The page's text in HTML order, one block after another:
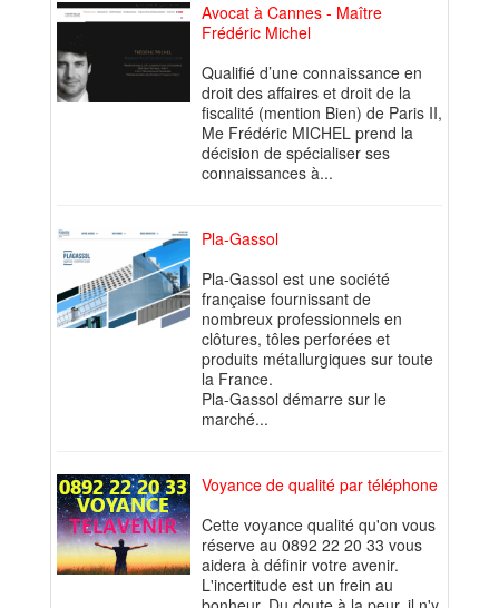
Avocat à Cannes - Maître
Frédéric Michel
Qualifié d’une connaissance en
droit des affaires et droit de la
fiscalité (mention Bien) de Paris II,
Me Frédéric MICHEL prend la
décision de spécialiser ses
connaissances à...
Pla-Gassol
Pla-Gassol est une société
française fournissant de
nombreux professionnels en
clôtures, tôles perforées et
produits métallurgiques sur toute
la France.
Pla-Gassol démarre sur le
marché...
Voyance de qualité par téléphone
Cette voyance qualité qu'on vous
réserve au 0892 22 20 33 vous
aidera à définir votre avenir.
L'incertitude est un frein au